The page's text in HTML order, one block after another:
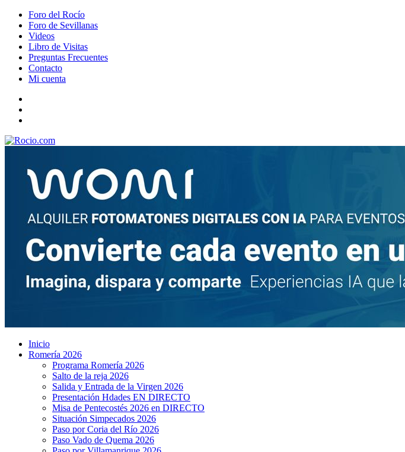
Foro del Rocío
Foro de Sevillanas
Videos
Libro de Visitas
Preguntas Frecuentes
Contacto
Mi cuenta
Inicio
Romería 2026
Programa Romería 2026
Salto de la reja 2026
Salida y Entrada de la Virgen 2026
Presentación Hdades EN DIRECTO
Misa de Pentecostés 2026 en DIRECTO
Situación Simpecados 2026
Paso por Coria del Río 2026
Paso Vado de Quema 2026